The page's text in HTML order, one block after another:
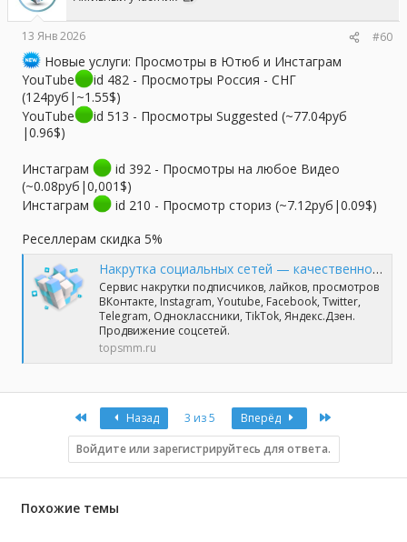
13 Янв 2026 #60
Новые услуги: Просмотры в Ютюб и Инстаграм
YouTube
id 482 - Просмотры Россия - СНГ
(124руб|~1.55$)
YouTube
id 513 - Просмотры Suggested (~77.04руб
|0.96$)
Инстаграм
id 392 - Просмотры на любое Видео
(~0.08руб|0,001$)
Инстаграм
id 210 - Просмотр сториз (~7.12руб|0.09$)
Реселлерам скидка 5%
Накрутка социальных сетей — качественно и профессионально | TopSmm
Сервис накрутки подписчиков, лайков, просмотров
ВКонтакте, Instagram, Youtube, Facebook, Twitter,
Telegram, Одноклассники, TikTok, Яндекс.Дзен.
Продвижение соцсетей.
topsmm.ru
Назад 3 из 5 Вперёд
Войдите или зарегистрируйтесь для ответа.
Похожие темы